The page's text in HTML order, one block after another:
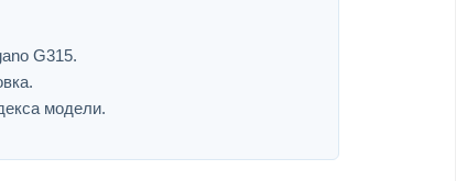
G315.
модели.